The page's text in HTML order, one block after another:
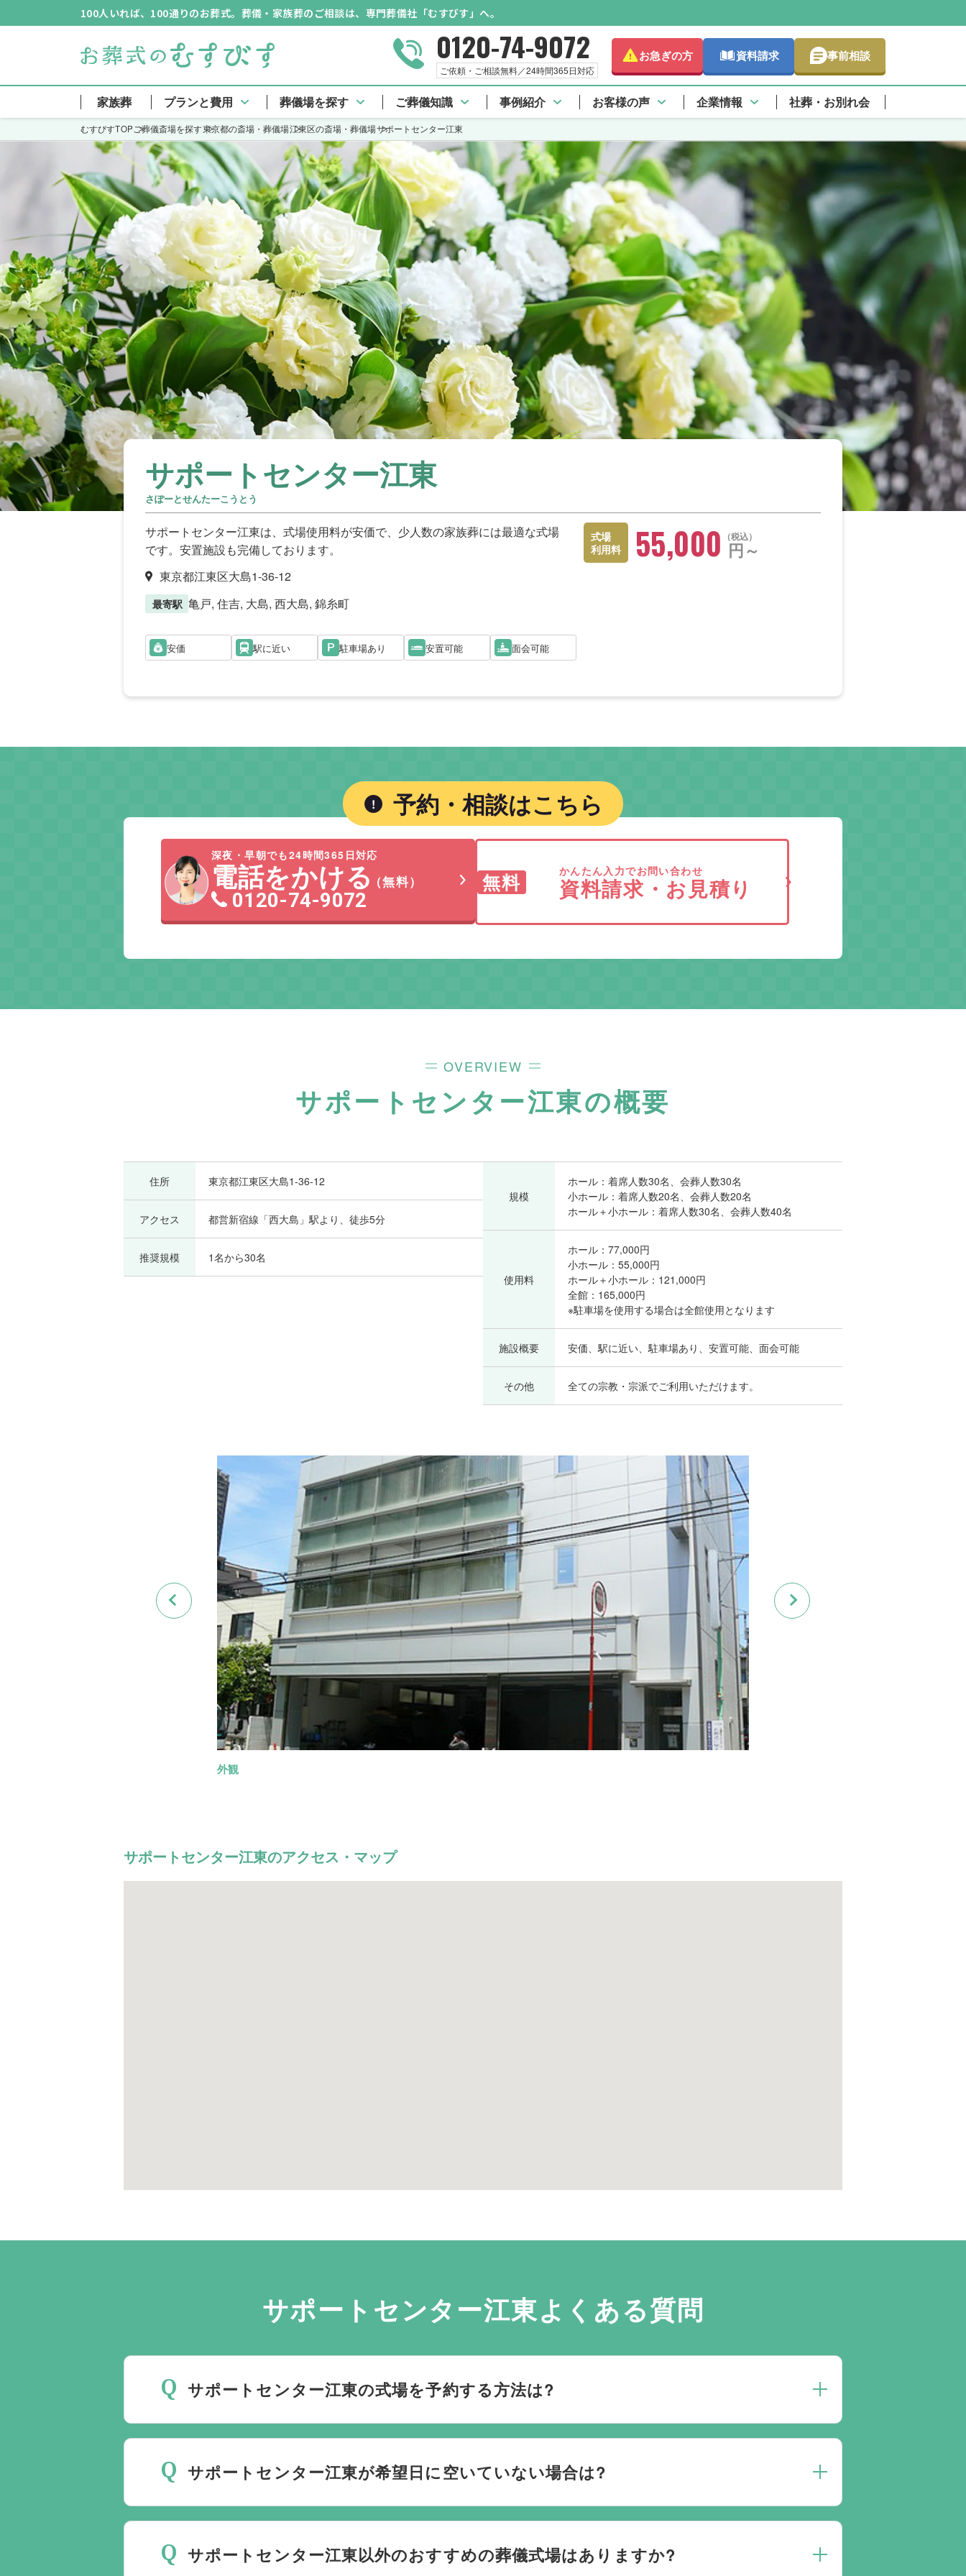
100人いれば、100通りのお葬式。葬儀・家族葬のご相談は、専門葬儀社「むすびす」へ。
0120-74-9072
ご依頼・ご相談無料／24時間365日対応
お急ぎの方 資料請求 事前相談
家族葬 プランと費用 葬儀場を探す ご葬儀知識 事例紹介 お客様の声 企業情報 社葬・お別れ会
むすびすTOPご葬儀斎場を探す東京都の斎場・葬儀場江東区の斎場・葬儀場サポートセンター江東
サポートセンター江東
さぽーとせんたーこうとう
サポートセンター江東は、式場使用料が安価で、少人数の家族葬には最適な式場
です。安置施設も完備しております。
東京都江東区大島1-36-12
最寄駅 亀戸, 住吉, 大島, 西大島, 錦糸町
式場
利用料
税込
55,000 円～
安価 駅に近い 駐車場あり 安置可能 面会可能
予約・相談はこちら
深夜・早朝でも24時間365日対応
電話をかける （無料）
0120-74-9072
無料 かんたん入力でお問い合わせ
資料請求・お見積り
OVERVIEW
サポートセンター江東の概要
住所 東京都江東区大島1-36-12
アクセス 都営新宿線「西大島」駅より、徒歩5分
推奨規模 1名から30名
規模
ホール：着席人数30名、会葬人数30名
小ホール：着席人数20名、会葬人数20名
ホール＋小ホール：着席人数30名、会葬人数40名
使用料
ホール：77,000円
小ホール：55,000円
ホール＋小ホール：121,000円
全館：165,000円
※駐車場を使用する場合は全館使用となります
施設概要 安価、駅に近い、駐車場あり、安置可能、面会可能
その他 全ての宗教・宗派でご利用いただけます。
Previous
外観
式場
控室
ロビー
葬儀事例
Next
サポートセンター江東のアクセス・マップ
サポートセンター江東よくある質問
サポートセンター江東の式場を予約する方法は?
種手続きまで、すべて一貫してお手伝いいたします。
サポートセンター江東が希望日に空いていない場合は?
理に自社会館を勧めることなく柔軟にご提案ができます。
サポートセンター江東以外のおすすめの葬儀式場はありますか?